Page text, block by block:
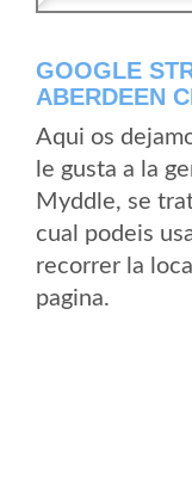
GOOGLE
ABERDEEN
Aqui os
le gusta a la
Myddle, se
cual podeis
recorrer la
pagina.